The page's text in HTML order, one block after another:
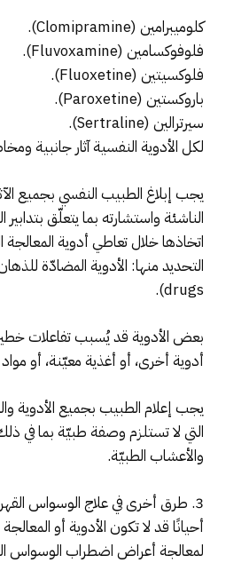
كلوميبرامين (Clomipramine).
فلوفوكسامين (Fluvoxamine).
فلوكسيتين (Fluoxetine).
باروكستين (Paroxetine).
سيرترالين (Sertraline).
لكل الأدوية النفسية آثار جانبية
يجب إبلاغ الطبيب النفسي بجميع
الناشئة واستشارته بما يتعلّق بتدابير
اتخاذها خلال تعاطي أدوية
drugs).
بعض الأدوية قد يُسبب تفاعلات
أدوية أخرى، أو أغذية معيّنة، أو
يجب إعلام الطبيب بجميع الأدوية
التي لا تستلزم وصفة طبيّة بما في ذلك
والأعشاب الطبيّة.
3. طرق أخرى في علاج الوسواس القهري
أحيانًا قد لا تكون الأدوية أو
لمعالجة أعراض اضطراب الوسواس